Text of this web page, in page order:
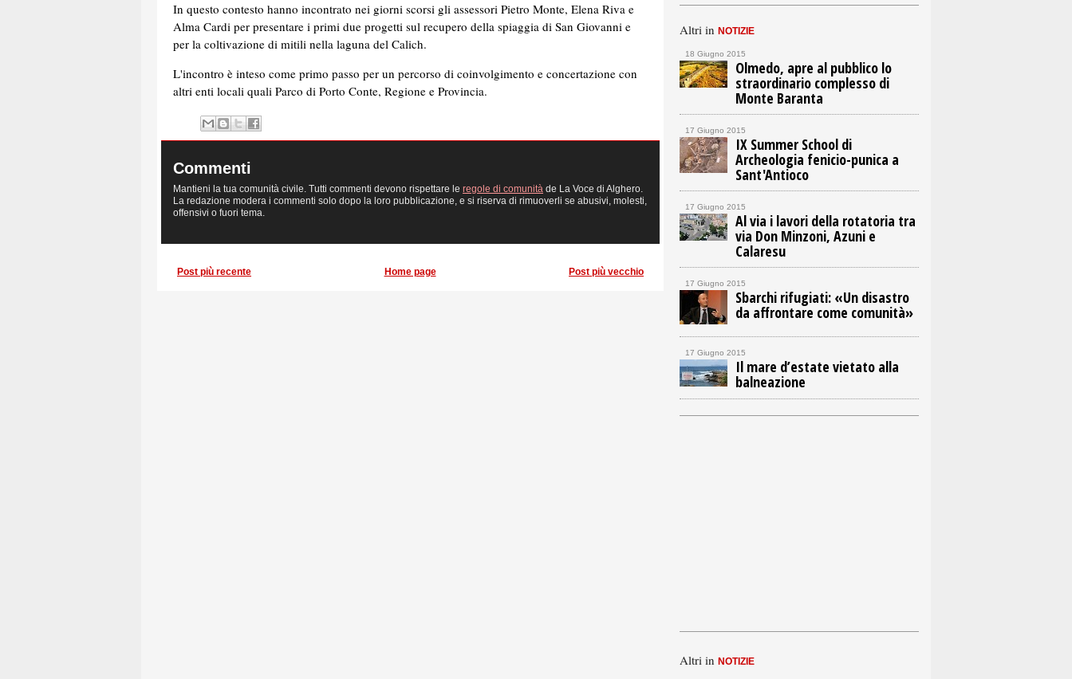
In questo contesto hanno incontrato nei giorni scorsi gli assessori Pietro Monte, Elena Riva e
Alma Cardi per presentare i primi due progetti sul recupero della spiaggia di San Giovanni e
per la coltivazione di mitili nella laguna del Calich.
L'incontro è inteso come primo passo per un percorso di coinvolgimento e concertazione con
altri enti locali quali Parco di Porto Conte, Regione e Provincia.
Commenti
Mantieni la tua comunità civile. Tutti commenti devono rispettare le regole di comunità de La Voce di Alghero.
La redazione modera i commenti solo dopo la loro pubblicazione, e si riserva di rimuoverli se abusivi, molesti,
offensivi o fuori tema.
Post più recente Post più vecchio
Home page
Altri in NOTIZIE
18 Giugno 2015
Olmedo, apre al pubblico lo
straordinario complesso di
Monte Baranta
17 Giugno 2015
IX Summer School di
Archeologia fenicio-punica a
Sant'Antioco
17 Giugno 2015
Al via i lavori della rotatoria tra
via Don Minzoni, Azuni e
Calaresu
17 Giugno 2015
Sbarchi rifugiati: «Un disastro
da affrontare come comunità»
17 Giugno 2015
Il mare d’estate vietato alla
balneazione
Altri in NOTIZIE